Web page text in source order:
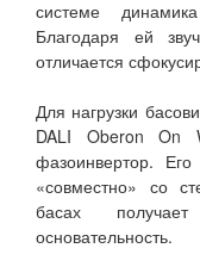
системе
Благодаря ей
отличается
Для нагрузки
DALI Oberon On
фазоинвертор.
«совместно» со
басах
основательность.